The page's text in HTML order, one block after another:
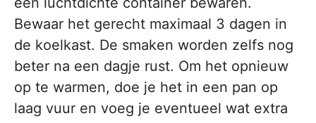
Bewaar het gerecht maximaal 3 dagen in
de koelkast. De smaken worden zelfs nog
beter na een dagje rust. Om het opnieuw
op te warmen, doe je het in een pan op
laag vuur en voeg je eventueel wat extra